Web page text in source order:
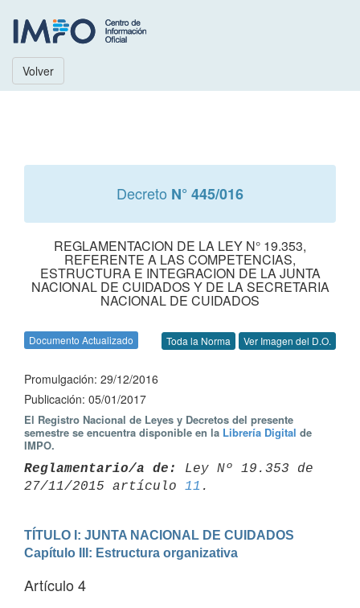
Volver
Decreto N° 445/016
REGLAMENTACION DE LA LEY N° 19.353,
REFERENTE A LAS COMPETENCIAS,
ESTRUCTURA E INTEGRACION DE LA JUNTA
NACIONAL DE CUIDADOS Y DE LA SECRETARIA
NACIONAL DE CUIDADOS
Documento Actualizado Toda la Norma Ver Imagen del D.O.
Promulgación: 29/12/2016
Publicación: 05/01/2017
El Registro Nacional de Leyes y Decretos del presente
semestre se encuentra disponible en la Librería Digital de
IMPO.
Reglamentario/a de:
Ley Nº 19.353 de
27/11/2015 artículo 11
TÍTULO I: JUNTA NACIONAL DE CUIDADOS
Capítulo III: Estructura organizativa
Artículo 4